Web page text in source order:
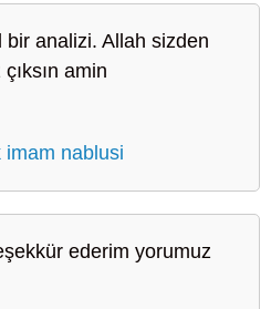
analizi. Allah sizden
amin
imam nablusi
ederim yorumuz